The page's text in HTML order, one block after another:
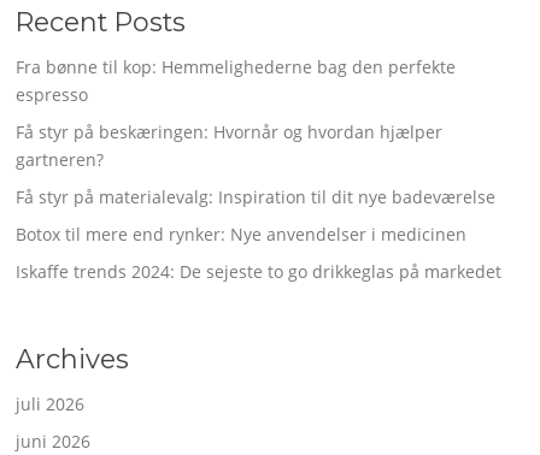
Recent Posts
Fra bønne til kop: Hemmelighederne bag den perfekte
espresso
Få styr på beskæringen: Hvornår og hvordan hjælper
gartneren?
Få styr på materialevalg: Inspiration til dit nye badeværelse
Botox til mere end rynker: Nye anvendelser i medicinen
Iskaffe trends 2024: De sejeste to go drikkeglas på markedet
Archives
juli 2026
juni 2026